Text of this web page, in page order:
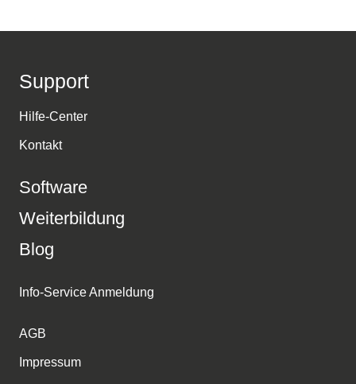
Support
Hilfe-Center
Kontakt
Software
Weiterbildung
Blog
Info-Service Anmeldung
AGB
Impressum